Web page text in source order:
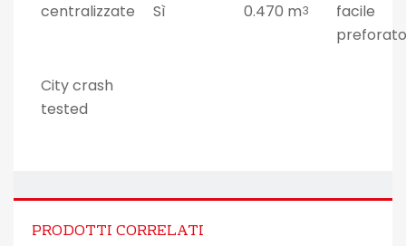
centralizzate
Sì
0.470 m3
facile
preforato
City crash
tested
PRODOTTI CORRELATI